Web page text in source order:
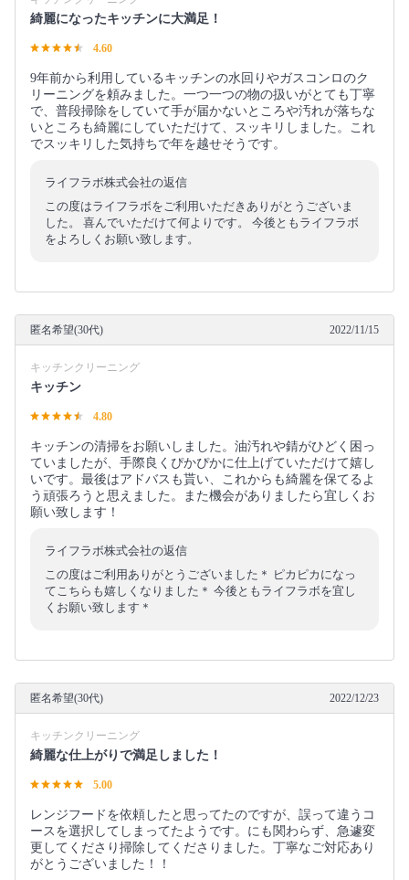
綺麗になったキッチンに大満足！
4.60
9年前から利用しているキッチンの水回りやガスコンロのク
リーニングを頼みました。一つ一つの物の扱いがとても丁寧
で、普段掃除をしていて手が届かないところや汚れが落ちな
いところも綺麗にしていただけて、スッキリしました。これ
でスッキリした気持ちで年を越せそうです。
ライフラボ株式会社の返信
この度はライフラボをご利用いただきありがとうございま
した。 喜んでいただけて何よりです。 今後ともライフラボ
をよろしくお願い致します。
匿名希望(30代) 2022/11/15
キッチンクリーニング
キッチン
4.80
キッチンの清掃をお願いしました。油汚れや錆がひどく困っ
ていましたが、手際良くぴかぴかに仕上げていただけて嬉し
いです。最後はアドバスも貰い、これからも綺麗を保てるよ
う頑張ろうと思えました。また機会がありましたら宜しくお
願い致します！
ライフラボ株式会社の返信
この度はご利用ありがとうございました＊ ピカピカになっ
てこちらも嬉しくなりました＊ 今後ともライフラボを宜し
くお願い致します＊
匿名希望(30代) 2022/12/23
キッチンクリーニング
綺麗な仕上がりで満足しました！
5.00
レンジフードを依頼したと思ってたのですが、誤って違うコ
ースを選択してしまってたようです。にも関わらず、急遽変
更してくださり掃除してくださりました。丁寧なご対応あり
がとうございました！！